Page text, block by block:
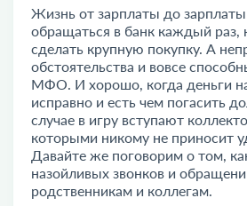
Жизнь от зарплаты до
обращаться в банк каждый раз,
сделать крупную покупку. А
обстоятельства и вовсе
МФО. И хорошо, когда деньги
исправно и есть чем погасить
случае в игру вступают
которыми никому не приносит
Давайте же поговорим о том,
назойливых звонков и
родственникам и коллегам.